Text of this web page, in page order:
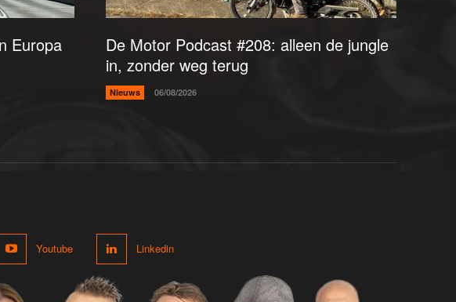
Europa
De Motor Podcast #208: alleen de jungle
in, zonder weg terug
Nieuws 06/08/2026
Youtube Linkedin